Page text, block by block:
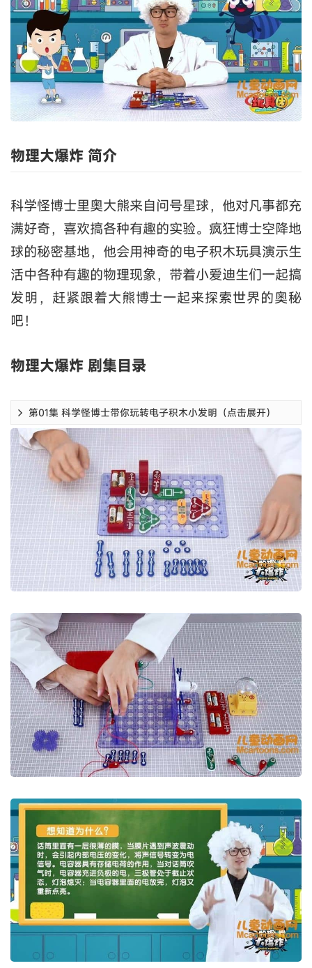
物理大爆炸 简介
科学怪博士里奥大熊来自问号星球，他对凡事都充
满好奇，喜欢搞各种有趣的实验。疯狂博士空降地
球的秘密基地，他会用神奇的电子积木玩具演示生
活中各种有趣的物理现象，带着小爱迪生们一起搞
发明，赶紧跟着大熊博士一起来探索世界的奥秘
吧！
物理大爆炸 剧集目录
第01集 科学怪博士带你玩转电子积木小发明（点击展开）